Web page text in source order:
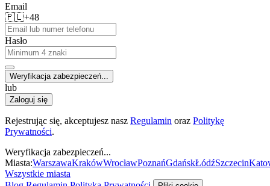
Email
🇵🇱+48
Hasło
Weryfikacja zabezpieczeń...
lub
Zaloguj się
Rejestrując się, akceptujesz nasz Regulamin oraz Politykę
Prywatności.
Weryfikacja zabezpieczeń...
Miasta:WarszawaKrakówWrocławPoznańGdańskŁódźSzczecin
Wszystkie miasta